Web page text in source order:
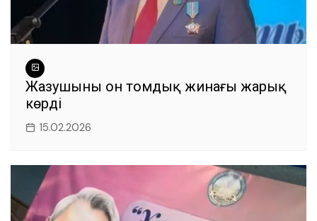
Жазушының он томдық жинағы жарық
көрді
15.02.2026